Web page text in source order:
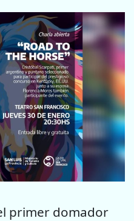
primer domador